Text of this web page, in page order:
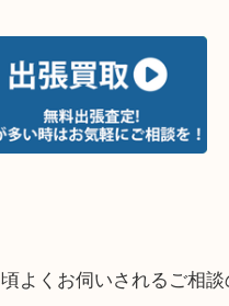
エリアです。
中市